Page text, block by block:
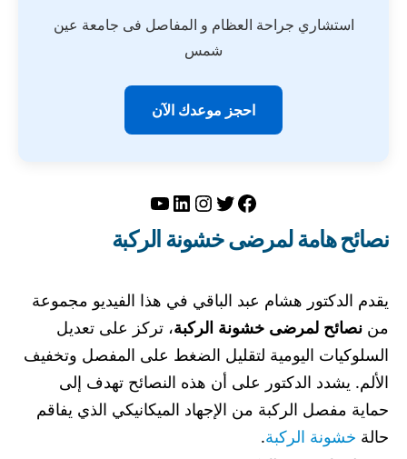
استشاري جراحة العظام و المفاصل فى جامعة عين
شمس
احجز موعدك الآن
فيسبوك
تويترإنستجرام
لينكد إنيوتيوب
نصائح هامة لمرضى خشونة الركبة
يقدم الدكتور هشام عبد الباقي في هذا الفيديو مجموعة
من نصائح لمرضى خشونة الركبة، تركز على تعديل
السلوكيات اليومية لتقليل الضغط على المفصل وتخفيف
الألم. يشدد الدكتور على أن هذه النصائح تهدف إلى
حماية مفصل الركبة من الإجهاد الميكانيكي الذي يفاقم
حالة خشونة الركبة.